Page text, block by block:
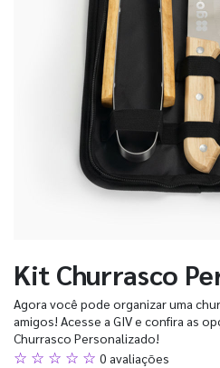
Kit Churrasco
Agora você pode organizar uma
amigos! Acesse a GIV e confira as
Churrasco Personalizado!
☆ ☆ ☆ ☆ ☆ 0 avaliações